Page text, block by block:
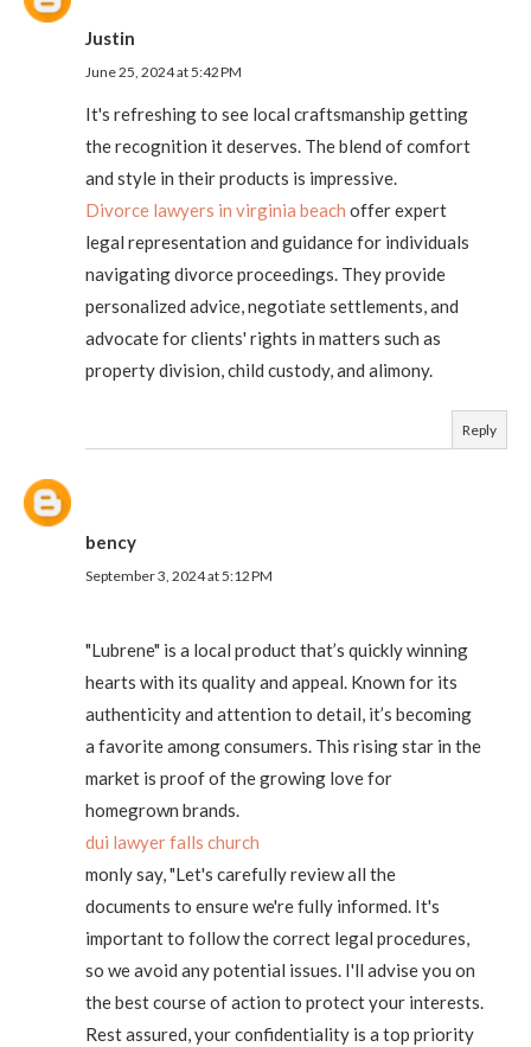
Justin
June 25, 2024 at 5:42 PM
It's refreshing to see local craftsmanship getting
the recognition it deserves. The blend of comfort
and style in their products is impressive.
Divorce lawyers in virginia beach offer expert
legal representation and guidance for individuals
navigating divorce proceedings. They provide
personalized advice, negotiate settlements, and
advocate for clients' rights in matters such as
property division, child custody, and alimony.
Reply
bency
September 3, 2024 at 5:12 PM
"Lubrene" is a local product that’s quickly winning
hearts with its quality and appeal. Known for its
authenticity and attention to detail, it’s becoming
a favorite among consumers. This rising star in the
market is proof of the growing love for
homegrown brands.
dui lawyer falls church
monly say, "Let's carefully review all the
documents to ensure we're fully informed. It's
important to follow the correct legal procedures,
so we avoid any potential issues. I'll advise you on
the best course of action to protect your interests.
Rest assured, your confidentiality is a top priority